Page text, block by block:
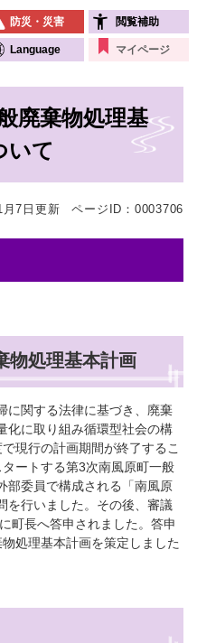
して本文へ
防災・災害 閲覧補助
Language マイページ
廃棄物処理基
いて
7日更新 ページID：0003706
物処理基本計画
関する法律に基づき、廃棄
化に取り組み循環型社会の構
現行の計画期間が終了するこ
ートする第3次南風原町一般
部委員で構成される「南風原
を行いました。その後、審議
町長へ答申されました。答申
処理基本計画を策定しました